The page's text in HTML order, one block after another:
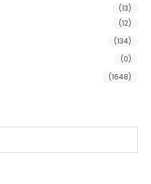
(13)
(12)
(134)
(0)
(1648)